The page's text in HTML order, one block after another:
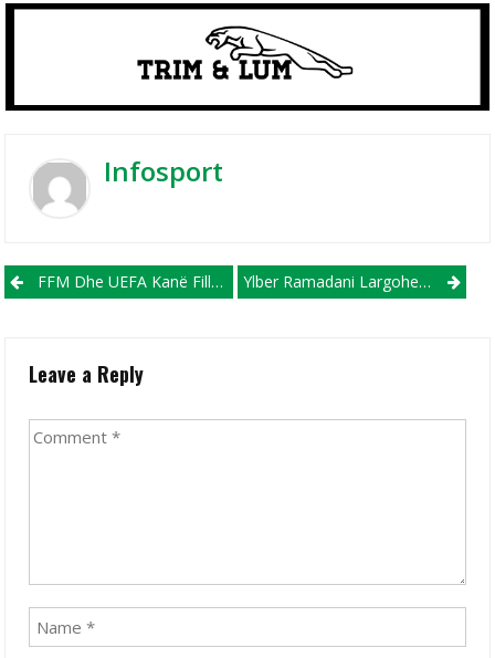
Infosport
Post navigation
FFM Dhe UEFA Kanë Filluar Procesin E Zhvillimit Të Një Strategjie Të Re 5-Vjeçare! Ylber Ramadani Largohet Nga Lecce, Transferohet Në Superligën Turke!
Leave a Reply